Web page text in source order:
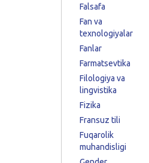
Falsafa
Fan va
texnologiyalar
Fanlar
Farmatsevtika
Filologiya va
lingvistika
Fizika
Fransuz tili
Fuqarolik
muhandisligi